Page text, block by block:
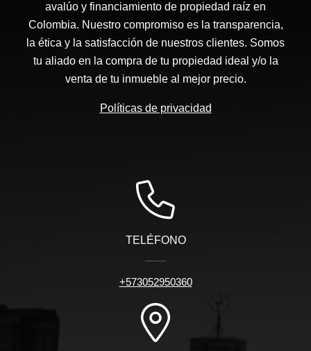
avalúo y financiamiento de propiedad raíz en
Colombia. Nuestro compromiso es la transparencia,
la ética y la satisfacción de nuestros clientes. Somos
tu aliado en la compra de tu propiedad ideal y/o la
venta de tu inmueble al mejor precio.
Políticas de privacidad
TELÉFONO
+573052950360